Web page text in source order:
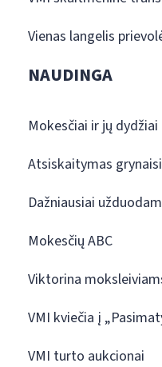
Vienas langelis
NAUDINGA
Mokesčiai ir jų dydžiai
Atsiskaitymas
Dažniausiai
Mokesčių ABC
Viktorina
VMI kviečia į
VMI turto aukcionai